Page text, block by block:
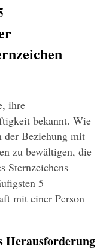
ihre
bekannt. Wie
der Beziehung mit
zu bewältigen, die
Sternzeichens
5
mit einer Person
Herausforderung